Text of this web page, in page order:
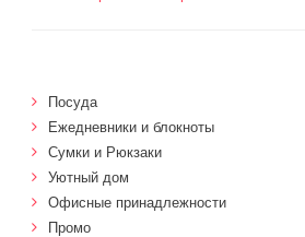
Посуда
Ежедневники и блокноты
Сумки и Рюкзаки
Уютный дом
Офисные принадлежности
Промо